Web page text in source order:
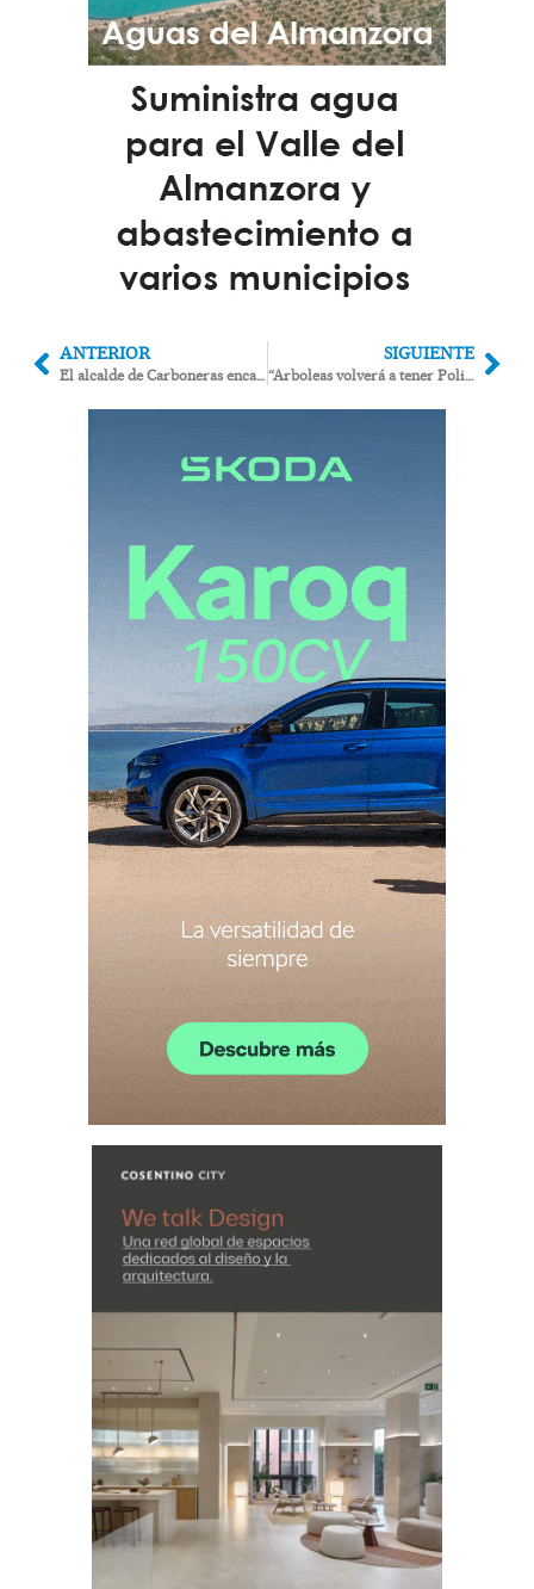
ANTERIOR
El alcalde de Carboneras encarga un informe con los pasos para revisar la licencia del Algarrobico
SIGUIENTE
“Arboleas volverá a tener Policía local en la calle en tres meses”